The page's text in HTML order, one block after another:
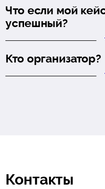
Что если мой
успешный?
Кто организатор?
Контакты